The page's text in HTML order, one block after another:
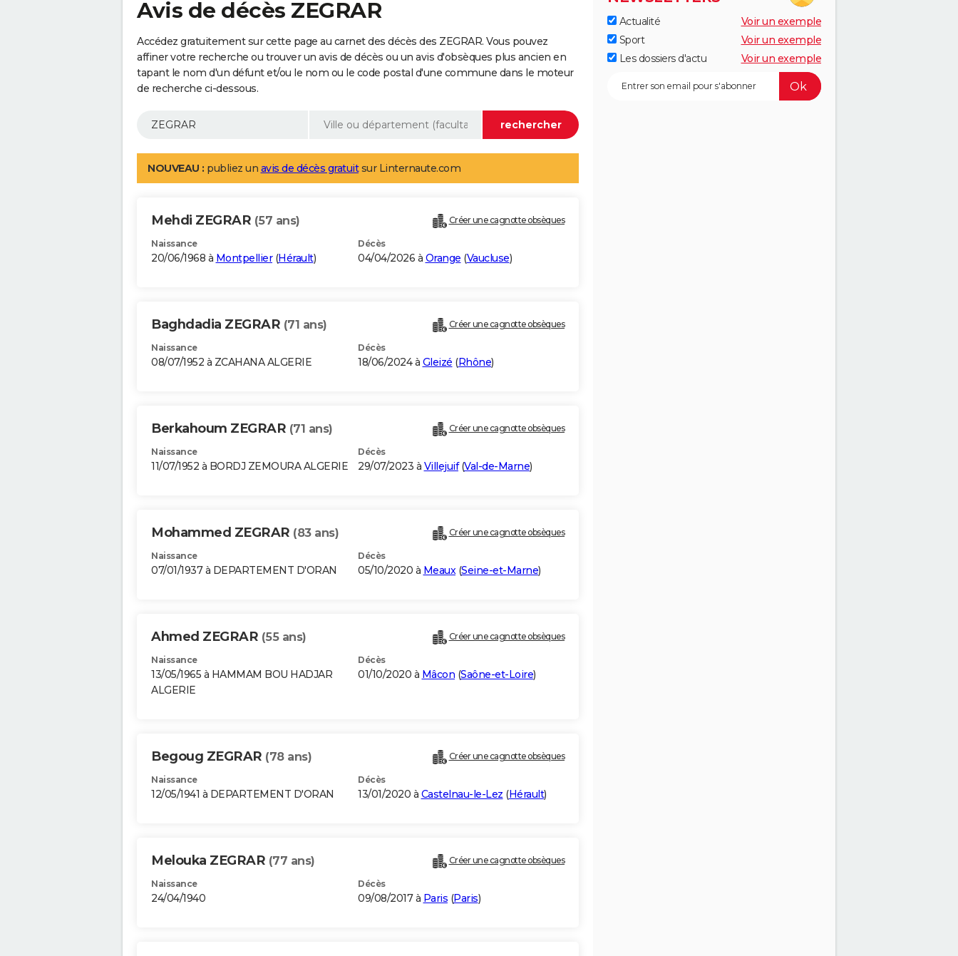
Avis de décès ZEGRAR
Accédez gratuitement sur cette page au carnet des décès des ZEGRAR. Vous pouvez
affiner votre recherche ou trouver un avis de décès ou un avis d'obsèques plus ancien en
tapant le nom d'un défunt et/ou le nom ou le code postal d'une commune dans le moteur
de recherche ci-dessous.
NOUVEAU : publiez un avis de décès gratuitsur Linternaute.com
Mehdi ZEGRAR (57 ans) Créer une cagnotte obsèques
Naissance
20/06/1968 à Montpellier(Hérault)
Décès
04/04/2026 à Orange (Vaucluse)
Baghdadia ZEGRAR (71 ans) Créer une cagnotte obsèques
Naissance
08/07/1952 à ZCAHANA ALGERIE
Décès
18/06/2024 à Gleizé (Rhône)
Berkahoum ZEGRAR (71 ans) Créer une cagnotte obsèques
Naissance
11/07/1952 à BORDJ ZEMOURA ALGERIE
Décès
29/07/2023 à Villejuif(Val-de-Marne)
Mohammed ZEGRAR (83 ans) Créer une cagnotte obsèques
Naissance
07/01/1937 à DEPARTEMENT D'ORAN
Décès
05/10/2020 à Meaux(Seine-et-Marne)
Ahmed ZEGRAR (55 ans) Créer une cagnotte obsèques
Naissance
13/05/1965 à HAMMAM BOU HADJAR
ALGERIE
Décès
01/10/2020 à Mâcon (Saône-et-Loire)
Begoug ZEGRAR (78 ans) Créer une cagnotte obsèques
Naissance
12/05/1941 à DEPARTEMENT D'ORAN
Décès
13/01/2020 à Castelnau-le-Lez (Hérault)
Melouka ZEGRAR (77 ans) Créer une cagnotte obsèques
Naissance
24/04/1940
Décès
09/08/2017 à Paris (Paris)
Actualité
Voir un exemple
Sport
Voir un exemple
Les dossiers d'actu
Voir un exemple